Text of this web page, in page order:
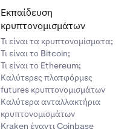
Εκπαίδευση
κρυπτονομισμάτων
Τι είναι τα κρυπτονομίσματα;
Τι είναι το Bitcoin;
Τι είναι το Ethereum;
Καλύτερες πλατφόρμες
futures κρυπτονομισμάτων
Καλύτερα ανταλλακτήρια
κρυπτονομισμάτων
Kraken έναντι Coinbase